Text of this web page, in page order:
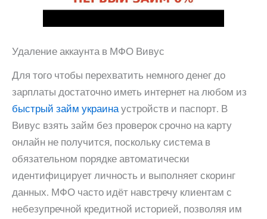
Удаление аккаунта в МФО Вивус
Для того чтобы перехватить немного денег до
зарплаты достаточно иметь интернет на любом из
быстрый займ украинаустройств и паспорт. В
Вивус взять займ без проверок срочно на карту
онлайн не получится, поскольку система в
обязательном порядке автоматически
идентифицирует личность и выполняет скоринг
данных. МФО часто идёт навстречу клиентам с
небезупречной кредитной историей, позволяя им